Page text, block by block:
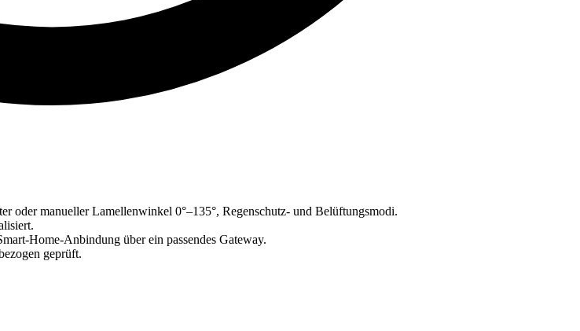
oder manueller Lamellenwinkel 0°–135°, Regenschutz- und Belüftungsmodi.
Home-Anbindung über ein passendes Gateway.
geprüft.